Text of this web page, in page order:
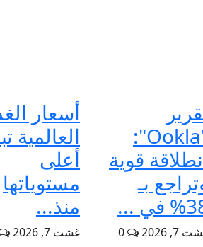
"Ookla":
قوية
بـ
في ...
7, 2026
أسعار
العالمية
أعلى
مستوياتها
منذ...
غشت 7, 2026